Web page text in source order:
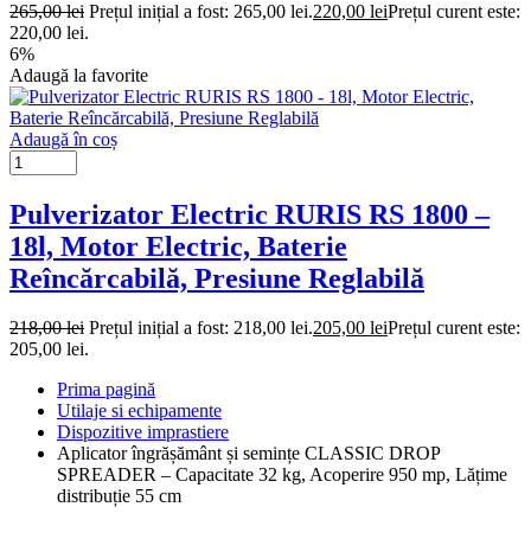
265,00lei Prețul inițial a fost: 265,00 lei.220,00 leiPrețul curent este:
220,00 lei.
6%
Adaugă la favorite
Adaugă în coș
Pulverizator Electric RURIS RS 1800 –
18l, Motor Electric, Baterie
Reîncărcabilă, Presiune Reglabilă
218,00lei Prețul inițial a fost: 218,00 lei.205,00 leiPrețul curent este:
205,00 lei.
Prima pagină
Utilaje si echipamente
Dispozitive imprastiere
Aplicator îngrășământ și semințe CLASSIC DROP
SPREADER – Capacitate 32 kg, Acoperire 950 mp, Lățime
distribuție 55 cm